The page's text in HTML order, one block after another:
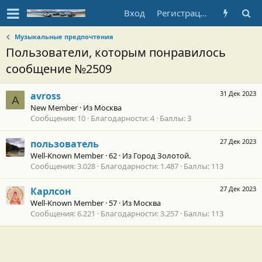
Вход Регистрация
Музыкальные предпочтения
Пользователи, которым понравилось
сообщение №2509
A
31 Дек 2023
avross
New Member · Из Москва
Сообщения 10 Благодарности 4 Баллы 3
27 Дек 2023
пользователь
Well-Known Member ·62 · Из Город Золотой.
Сообщения 3.028 Благодарности 1.487 Баллы 113
27 Дек 2023
Карлсон
Well-Known Member ·57 · Из Москва
Сообщения 6.221 Благодарности 3.257 Баллы 113